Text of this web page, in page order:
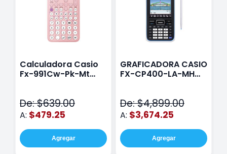
Calculadora Casio
Fx-991Cw-Pk-Mt
De: $639.00
A: $479.25
Agregar
GRAFICADORA CASIO
FX-CP400-LA-MH
De: $4,899.00
A: $3,674.25
Agregar